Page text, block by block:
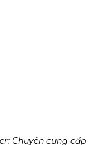
Chuyên cung cấp